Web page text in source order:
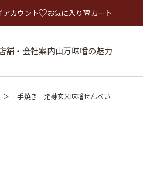
アカウント お気に入り カート
舗・会社案内山万味噌の魅力
手焼き 発芽玄米味噌せんべい